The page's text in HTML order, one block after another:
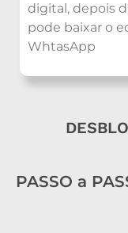
digital, depois
pode baixar o
WhtasApp
PASSO a